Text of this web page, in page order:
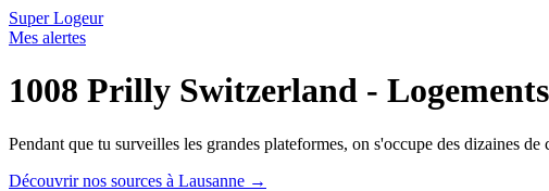
Super Logeur
Mes alertes
1008 Prilly Switzerland - Logements
Pendant que tu surveilles les grandes plateformes, on s'occupe des dizaines
Découvrir nos sources à Lausanne →